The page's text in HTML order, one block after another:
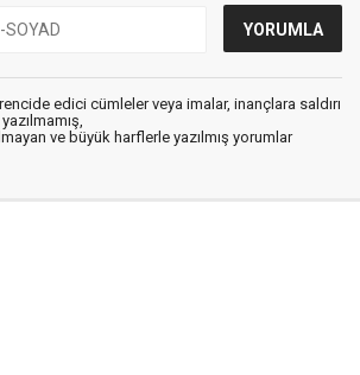
edici cümleler veya imalar, inançlara saldırı
ve büyük harflerle yazılmış yorumlar